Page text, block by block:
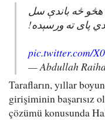
هڅو څه باندې سل
پای ته ورسېده!
pic.twitter.com/
— Abdullah
Tarafların, yıllar
girişiminin başarısız
çözümü konusunda